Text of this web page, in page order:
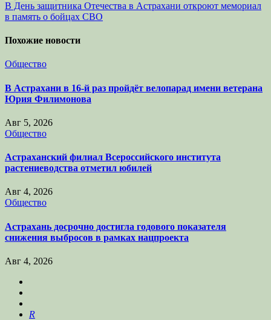
записям
В День защитника Отечества в Астрахани откроют мемориал
в память о бойцах СВО
Похожие новости
Общество
В Астрахани в 16-й раз пройдёт велопарад имени ветерана
Юрия Филимонова
Авг 5, 2026
Общество
Астраханский филиал Всероссийского института
растениеводства отметил юбилей
Авг 4, 2026
Общество
Астрахань досрочно достигла годового показателя
снижения выбросов в рамках нацпроекта
Авг 4, 2026
R